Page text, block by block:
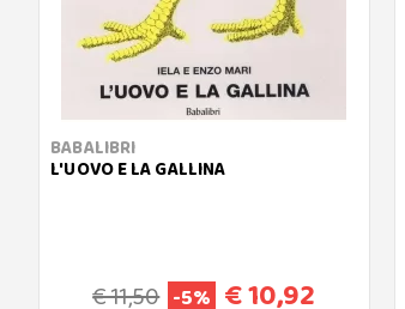
BABALIBRI
L'UOVO E LA GALLINA
€ 11,50 -5% € 10,92